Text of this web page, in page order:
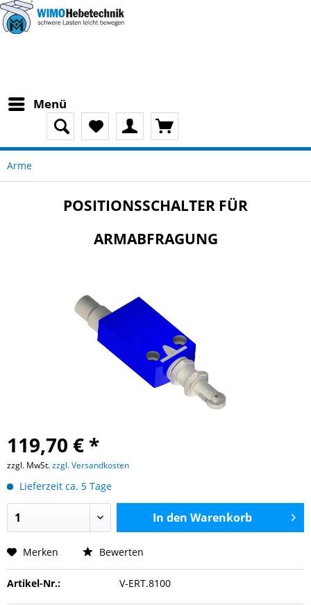
Menü
Arme
POSITIONSSCHALTER FÜR
ARMABFRAGUNG
119,70 € *
zzgl. MwSt.zzgl. Versandkosten
Lieferzeit ca. 5 Tage
In den Warenkorb
Merken Bewerten
Artikel-Nr.: V-ERT.8100